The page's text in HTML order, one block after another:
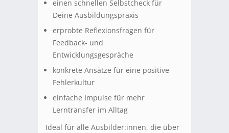
einen schnellen Selbstcheck für
Deine Ausbildungspraxis
erprobte Reflexionsfragen für
Feedback- und
Entwicklungsgespräche
konkrete Ansätze für eine positive
Fehlerkultur
einfache Impulse für mehr
Lerntransfer im Alltag
Ideal für alle Ausbilder:innen, die über